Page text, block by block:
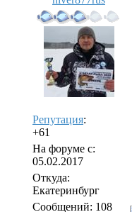
Репутация:
+61
На форуме с:
05.02.2017
Откуда:
Екатеринбург
Сообщений: 108